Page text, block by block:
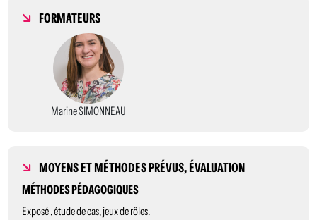
FORMATEURS
Marine SIMONNEAU
MOYENS ET MÉTHODES PRÉVUS, ÉVALUATION
MÉTHODES PÉDAGOGIQUES
Exposé , étude de cas, jeux de rôles.